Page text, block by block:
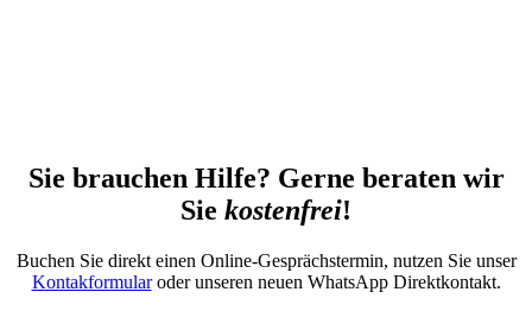
Sie brauchen Hilfe? Gerne beraten wir
Sie kostenfrei!
Buchen Sie direkt einen Online-Gesprächstermin, nutzen Sie unser
Kontakformularoder unseren neuen WhatsApp Direktkontakt.